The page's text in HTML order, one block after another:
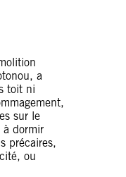
a
toit ni
sur le
à dormir
précaires,
ou